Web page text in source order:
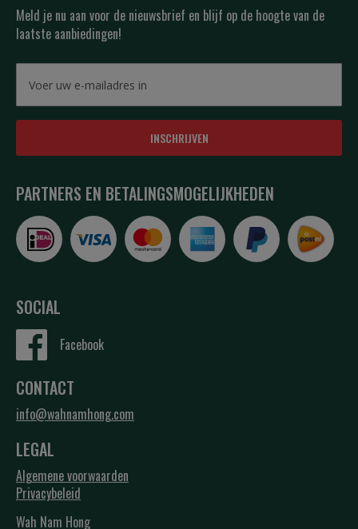
Meld je nu aan voor de nieuwsbrief en blijf op de hoogte van de
laatste aanbiedingen!
INSCHRIJVEN
PARTNERS EN BETALINGSMOGELIJKHEDEN
SOCIAL
Facebook
CONTACT
info@wahnamhong.com
LEGAL
Algemene voorwaarden
Privacybeleid
Wah Nam Hong